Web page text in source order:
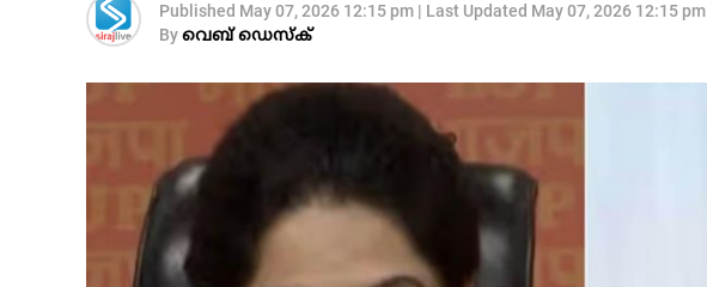
Published May 07, 2026 12:15 pm | Last Updated May 07, 2026 12:15 pm
Byവെബ് ഡെസ്‌ക്